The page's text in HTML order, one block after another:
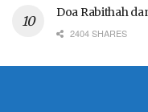
Doa Rabithah
2404 SHARES